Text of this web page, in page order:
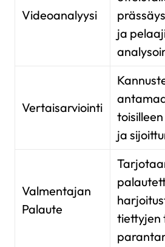
Videoanalyysi
ja
Vertaisarviointi
ja
Valmentajan
Palaute
tiettyjen